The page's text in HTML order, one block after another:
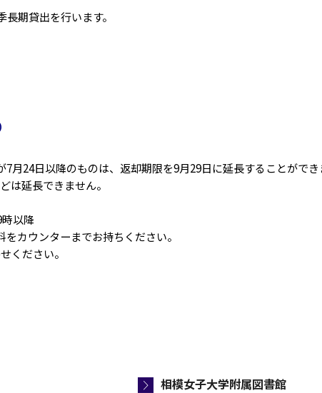
期貸出を行います。
月24日以降のものは、返却期限を9月29日に延長することができ
は延長できません。
以降
カウンターまでお持ちください。
ください。
相模女子大学附属図書館